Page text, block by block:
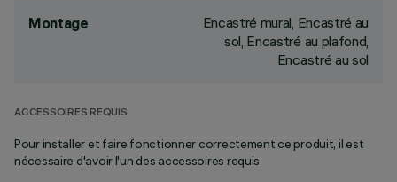
Montage
Encastré mural, Encastré au
sol, Encastré au plafond,
Encastré au sol
ACCESSOIRES REQUIS
Pour installer et faire fonctionner correctement ce produit, il est
nécessaire d'avoir l'un des accessoires requis